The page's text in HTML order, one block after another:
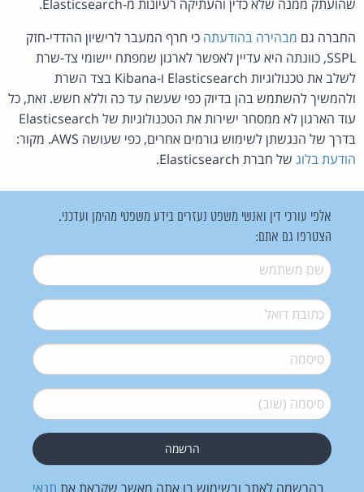
שהועתק ממנה שלא כדין והעתיקה רעיונות מ-Elasticsearch.
החברה גם מבהירה בהודעתה כי חרף המעבר לרישיון ההדדי-חזק
SSPL, כוונתה היא עדיין לאפשר לארגון שמפתח יישומי צד-שרת
לשלב את טכנולוגיות Elasticsearch ו-Kibana בצד השרת
ולהמשיך להשתמש בהן בדיוק כפי שעשה עד כה וללא חשש. זאת, כל
עוד הארגון לא ממסחר ישירות את הטכנולוגיות של Elasticsearch
בדרך של הנגשתן לשימוש גורמים אחרים, כפי שעושה AWS. מקור:
הודעת בלוג של חברת Elasticsearch.
אלפי עורכי דין ואנשי משפט נעזרים בידע משפטי מהימן ועדכני.
הצטרפו גם אתם:
שם משתמש*
דואל*
סיסמה*
סיסמה (שוב)*
בהרשמה לאתר ובשימוש בו אתה מאשר שקראת את תנאי